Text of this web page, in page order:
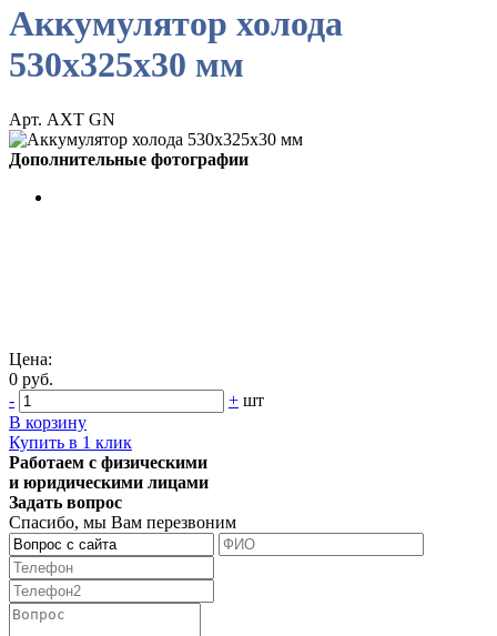
Аккумулятор холода
530х325х30 мм
Арт. АХТ GN
Дополнительные фотографии
Цена:
0 руб.
-
+ шт
В корзину
Купить в 1 клик
Работаем с физическими
и юридическими лицами
Задать вопрос
Спасибо, мы Вам перезвоним